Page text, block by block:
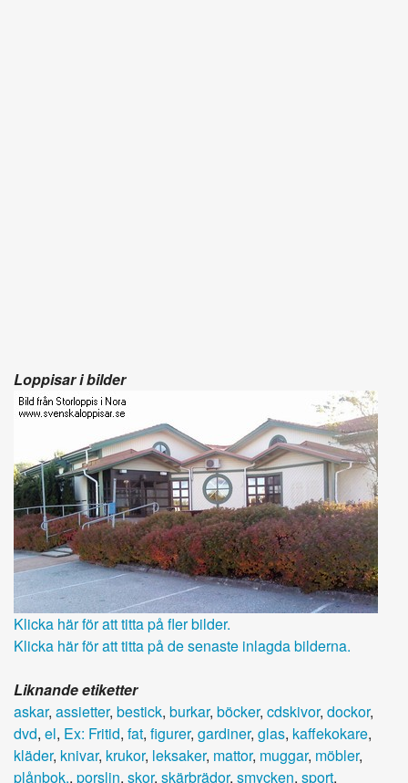
Loppisar i bilder
Klicka här för att titta på fler bilder.
Klicka här för att titta på de senaste inlagda bilderna.
Liknande etiketter
askar, assietter, bestick, burkar, böcker, cdskivor, dockor,
dvd, el, Ex: Fritid, fat, figurer, gardiner, glas, kaffekokare,
kläder, knivar, krukor, leksaker, mattor, muggar, möbler,
plånbok., porslin, skor, skärbrädor, smycken, sport,